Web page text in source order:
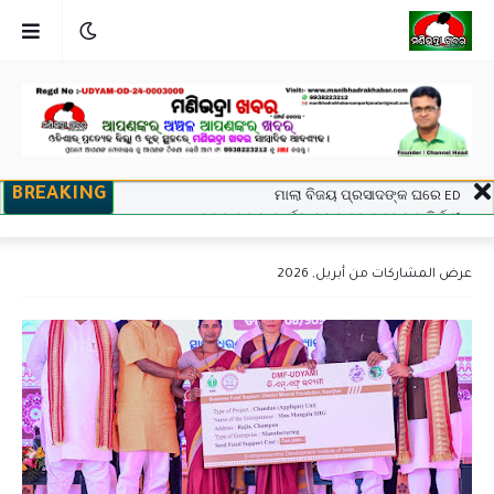
BREAKING
ମାଲା ବିଜୟ ପ୍ରସାଦଙ୍କ ଘରେ ED
ପ୍ରତିବାଦରେ ଗଣ ଧାରଣା।
ଅଟକ ।
ଉପଜିଲ୍ଲାପାଳଙ୍କ ଅଚାନକ ପରିଦର୍ଶନ: ୬ଟି ବଳଦ ସହ ଗାଡ଼ି
ଓ ସାର ବୋଝେଇ ଟ୍ରକ ଜବତ।
ସାମ୍ବାଦିକ ଭବନରେ ମେଗା ରକ୍ତଦାନ ଶିବିର, ୯୩ ୟୁନିଟ୍
ସଂଗୃହିତ
ପୂର୍ବତନ ସେନା ଅଧିକାରୀଙ୍କ ନାଁରେ ପୋଲିସର ମିଥ୍ୟା
ମାମଲା , ନ୍ୟାୟ ପାଇଁ ଉଚ୍ଚ ନ୍ୟାୟାଳୟଙ୍କ ଦ୍ବାରସ୍ଥ
عرض المشاركات من أبريل, 2026